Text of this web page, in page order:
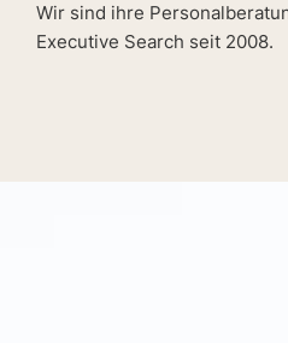
Wir sind ihre
Executive Search seit 2008.